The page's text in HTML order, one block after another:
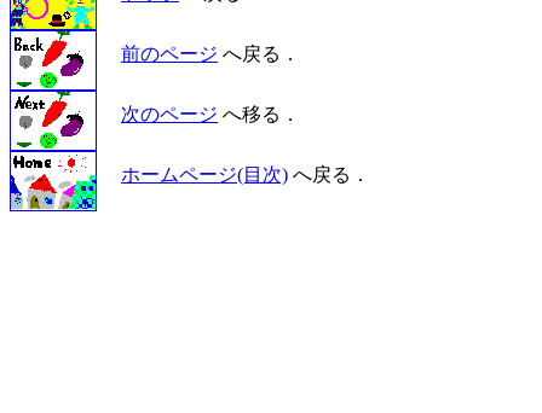
前のページ へ戻る．
次のページ へ移る．
ホームページ(目次) へ戻る．